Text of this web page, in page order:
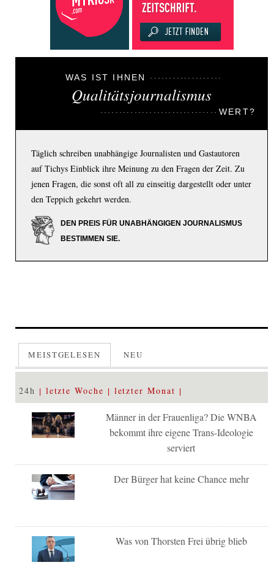
WAS IST IHNEN
Qualitätsjournalismus
WERT?
Täglich schreiben unabhängige Journalisten und Gastautoren
auf Tichys Einblick ihre Meinung zu den Fragen der Zeit. Zu
jenen Fragen, die sonst oft all zu einseitig dargestellt oder unter
den Teppich gekehrt werden.
DEN PREIS FÜR UNABHÄNGIGEN JOURNALISMUS
BESTIMMEN SIE.
MEISTGELESEN NEU
24h letzte Woche letzter Monat
Männer in der Frauenliga? Die WNBA
bekommt ihre eigene Trans-Ideologie
serviert
Der Bürger hat keine Chance mehr
Was von Thorsten Frei übrig blieb